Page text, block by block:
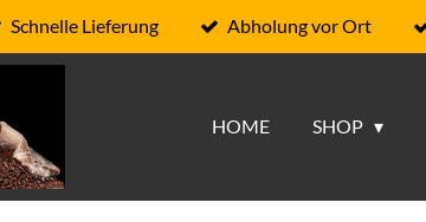
Schnelle Lieferung Abholung vor Ort
HOME SHOP